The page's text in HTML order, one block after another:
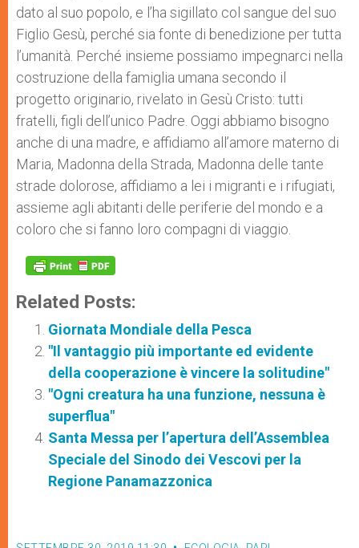
dato al suo popolo, e l’ha sigillato col sangue del suo
Figlio Gesù, perché sia fonte di benedizione per tutta
l’umanità. Perché insieme possiamo impegnarci nella
costruzione della famiglia umana secondo il
progetto originario, rivelato in Gesù Cristo: tutti
fratelli, figli dell’unico Padre. Oggi abbiamo bisogno
anche di una madre, e affidiamo all’amore materno di
Maria, Madonna della Strada, Madonna delle tante
strade dolorose, affidiamo a lei i migranti e i rifugiati,
assieme agli abitanti delle periferie del mondo e a
coloro che si fanno loro compagni di viaggio.
Related Posts:
Giornata Mondiale della Pesca
"Il vantaggio più importante ed evidente
della cooperazione è vincere la solitudine"
"Ogni creatura ha una funzione, nessuna è
superflua"
Santa Messa per l’apertura dell’Assemblea
Speciale del Sinodo dei Vescovi per la
Regione Panamazzonica